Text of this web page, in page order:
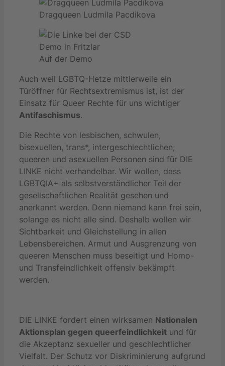
Dragqueen Ludmila Pacdikova
Auf der Demo
Auch weil LGBTQ-Hetze mittlerweile ein
Türöffner für Rechtsextremismus ist, ist der
Einsatz für Queer Rechte für uns wichtiger
Antifaschismus.
Die Rechte von lesbischen, schwulen,
bisexuellen, trans*, intergeschlechtlichen,
queeren und asexuellen Personen sind für DIE
LINKE nicht verhandelbar. Wir wollen, dass
LGBTQIA+ als selbstverständlicher Teil der
gesellschaftlichen Realität gesehen und
anerkannt werden. Denn niemand kann frei sein,
solange es nicht alle sind. Deshalb wollen wir
Sichtbarkeit und Gleichstellung in allen
Lebensbereichen. Armut und Ausgrenzung von
queeren Menschen muss beseitigt und Homo-
und Transfeindlichkeit offensiv bekämpft
werden.
DIE LINKE fordert einen wirksamen Nationalen
Aktionsplan gegen queerfeindlichkeit und für
die Akzeptanz sexueller und geschlechtlicher
Vielfalt. Der Schutz vor Diskriminierung aufgrund